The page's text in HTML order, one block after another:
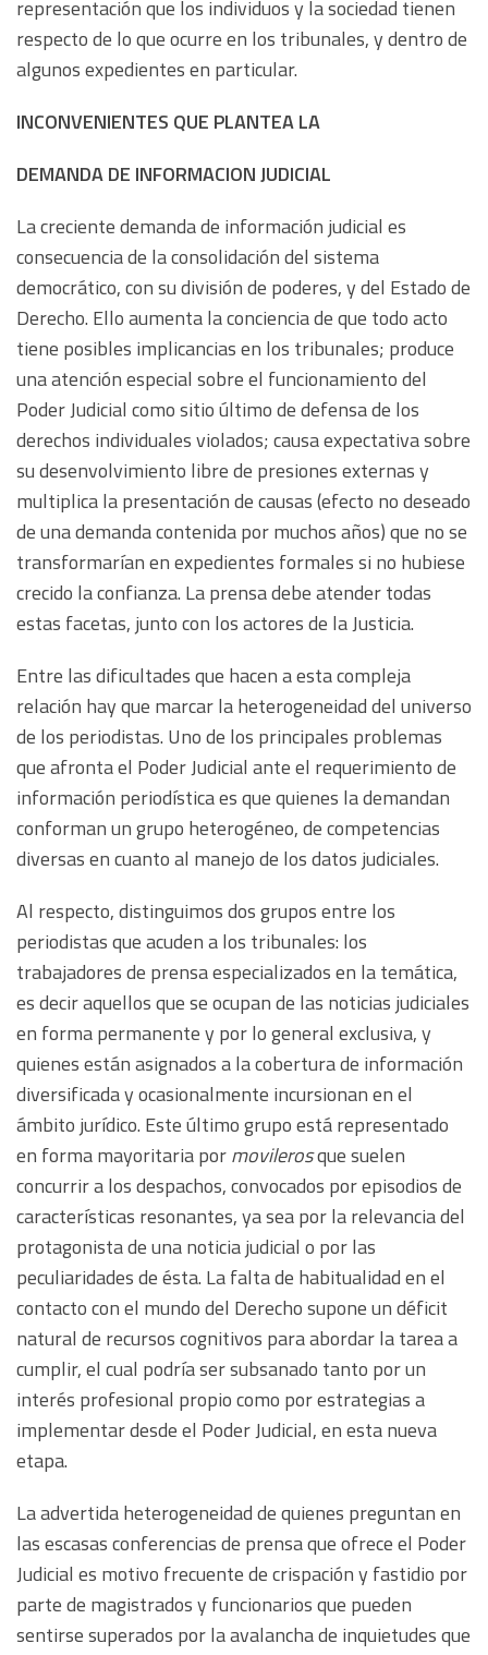
representación que los individuos y la sociedad tienen
respecto de lo que ocurre en los tribunales, y dentro de
algunos expedientes en particular.
INCONVENIENTES QUE PLANTEA LA
DEMANDA DE INFORMACION JUDICIAL
La creciente demanda de información judicial es
consecuencia de la consolidación del sistema
democrático, con su división de poderes, y del Estado de
Derecho. Ello aumenta la conciencia de que todo acto
tiene posibles implicancias en los tribunales; produce
una atención especial sobre el funcionamiento del
Poder Judicial como sitio último de defensa de los
derechos individuales violados; causa expectativa sobre
su desenvolvimiento libre de presiones externas y
multiplica la presentación de causas (efecto no deseado
de una demanda contenida por muchos años) que no se
transformarían en expedientes formales si no hubiese
crecido la confianza. La prensa debe atender todas
estas facetas, junto con los actores de la Justicia.
Entre las dificultades que hacen a esta compleja
relación hay que marcar la heterogeneidad del universo
de los periodistas. Uno de los principales problemas
que afronta el Poder Judicial ante el requerimiento de
información periodística es que quienes la demandan
conforman un grupo heterogéneo, de competencias
diversas en cuanto al manejo de los datos judiciales.
Al respecto, distinguimos dos grupos entre los
periodistas que acuden a los tribunales: los
trabajadores de prensa especializados en la temática,
es decir aquellos que se ocupan de las noticias judiciales
en forma permanente y por lo general exclusiva, y
quienes están asignados a la cobertura de información
diversificada y ocasionalmente incursionan en el
ámbito jurídico. Este último grupo está representado
en forma mayoritaria pormovilerosque suelen
concurrir a los despachos, convocados por episodios de
características resonantes, ya sea por la relevancia del
protagonista de una noticia judicial o por las
peculiaridades de ésta. La falta de habitualidad en el
contacto con el mundo del Derecho supone un déficit
natural de recursos cognitivos para abordar la tarea a
cumplir, el cual podría ser subsanado tanto por un
interés profesional propio como por estrategias a
implementar desde el Poder Judicial, en esta nueva
etapa.
La advertida heterogeneidad de quienes preguntan en
las escasas conferencias de prensa que ofrece el Poder
Judicial es motivo frecuente de crispación y fastidio por
parte de magistrados y funcionarios que pueden
sentirse superados por la avalancha de inquietudes que